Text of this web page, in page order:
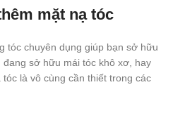
mặt nạ tóc
tóc chuyên dụng giúp bạn sở hữu
đang sở hữu mái tóc khô xơ, hay
là vô cùng cần thiết trong các